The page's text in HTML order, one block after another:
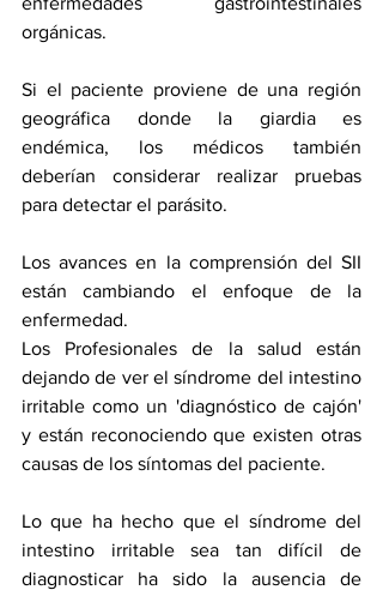
orgánicas.
Si el paciente proviene de una región
geográfica donde la giardia es
endémica, los médicos también
deberían considerar realizar pruebas
para detectar el parásito.
Los avances en la comprensión del SII
están cambiando el enfoque de la
enfermedad.
Los Profesionales de la salud están
dejando de ver el síndrome del intestino
irritable como un 'diagnóstico de cajón'
y están reconociendo que existen otras
causas de los síntomas del paciente.
Lo que ha hecho que el síndrome del
intestino irritable sea tan difícil de
diagnosticar ha sido la ausencia de